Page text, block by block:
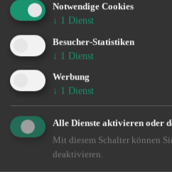
Die genauen Sonderbestimmungen
können Sie kostenlos in unserer
Verein
Dieses Gewässer wird vomLAV
Notwendige Cookies
↓ 1 Dienst
Besucher-Statistiken
↓ 1 Dienst
Werbung
↓ 1 Dienst
Alle Dienste aktivieren oder
Mit diesem Schalter können
deaktivieren.